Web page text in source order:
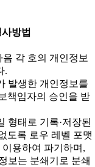
방법
각 호의 개인정보
.
발생한 개인정보를
책임자의 승인을 받
형태로 기록·저장된
도록 로우 레벨 포맷
이용하여 파기하며,
보는 분쇄기로 분쇄